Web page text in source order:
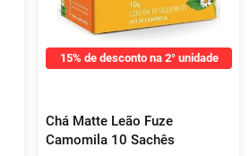
15% de desconto na 2° unidade
Chá Matte Leão Fuze
Camomila 10 Sachês